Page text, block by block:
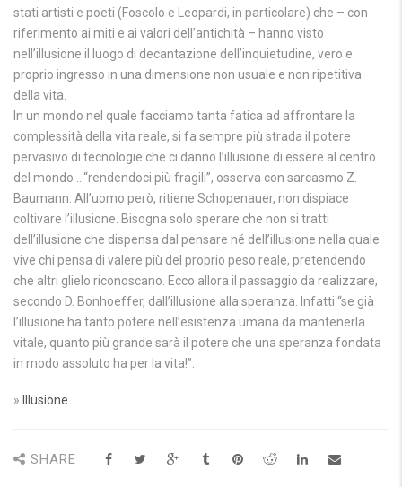
stati artisti e poeti (Foscolo e Leopardi, in particolare) che – con
riferimento ai miti e ai valori dell’antichità – hanno visto
nell’illusione il luogo di decantazione dell’inquietudine, vero e
proprio ingresso in una dimensione non usuale e non ripetitiva
della vita.
In un mondo nel quale facciamo tanta fatica ad affrontare la
complessità della vita reale, si fa sempre più strada il potere
pervasivo di tecnologie che ci danno l’illusione di essere al centro
del mondo …“rendendoci più fragili”, osserva con sarcasmo Z.
Baumann. All’uomo però, ritiene Schopenauer, non dispiace
coltivare l’illusione. Bisogna solo sperare che non si tratti
dell’illusione che dispensa dal pensare né dell’illusione nella quale
vive chi pensa di valere più del proprio peso reale, pretendendo
che altri glielo riconoscano. Ecco allora il passaggio da realizzare,
secondo D. Bonhoeffer, dall’illusione alla speranza. Infatti “se già
l’illusione ha tanto potere nell’esistenza umana da mantenerla
vitale, quanto più grande sarà il potere che una speranza fondata
in modo assoluto ha per la vita!”.
» Illusione
SHARE